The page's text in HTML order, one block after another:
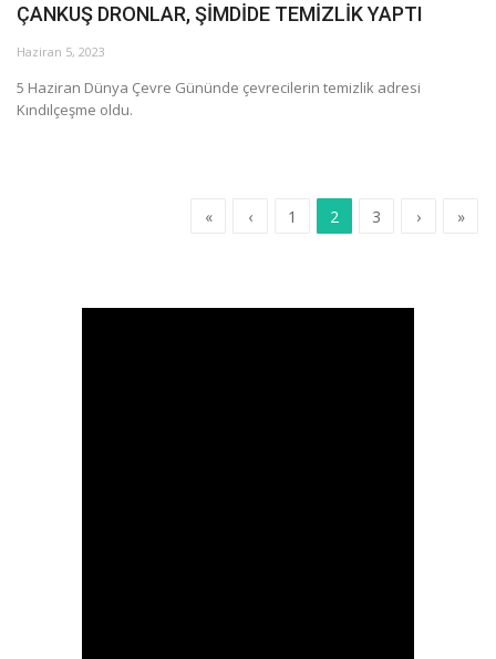
ÇANKUŞ DRONLAR, ŞİMDİDE TEMİZLİK YAPTI
Haziran 5, 2023
5 Haziran Dünya Çevre Gününde çevrecilerin temizlik adresi
Kındılçeşme oldu.
« ‹ 1 2 3 › »